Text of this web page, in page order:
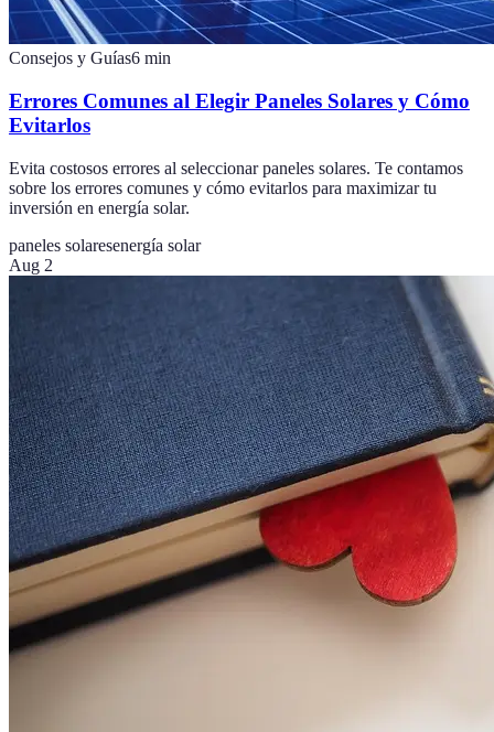
Consejos y Guías6 min
Errores Comunes al Elegir Paneles Solares y Cómo
Evitarlos
Evita costosos errores al seleccionar paneles solares. Te contamos
sobre los errores comunes y cómo evitarlos para maximizar tu
inversión en energía solar.
paneles solaresenergía solar
Aug 2